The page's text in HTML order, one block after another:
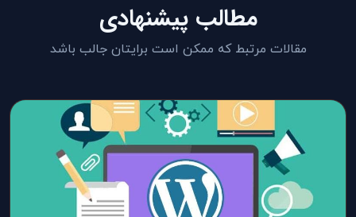
مطالب پیشنهادی
مقالات مرتبط که ممکن است برایتان جالب باشد